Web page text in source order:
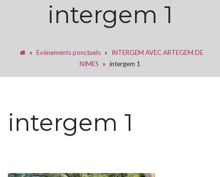
intergem 1
» Evénements ponctuels »
INTERGEM AVEC ARTEGEM DE
NIMES
» intergem 1
intergem 1